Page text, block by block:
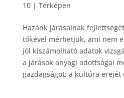
10| Térképen
Hazánk járásainak
tőkével mérhetjük, ami nem
jól kiszámolható adatok
a járások anyagi adottságai
gazdagságot: a kultúra erejét